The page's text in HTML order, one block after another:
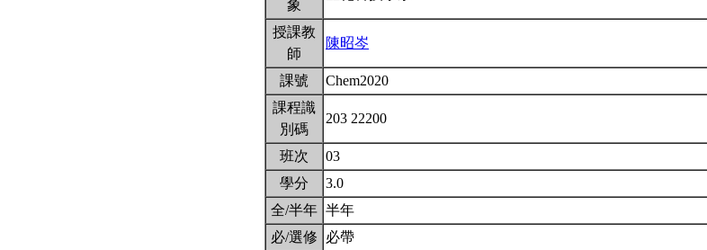
象
授課教
師
陳昭岑
課號
Chem2020
課程識
別碼
203 22200
班次
03
學分
3.0
全/半年 半年
必/選修
必帶